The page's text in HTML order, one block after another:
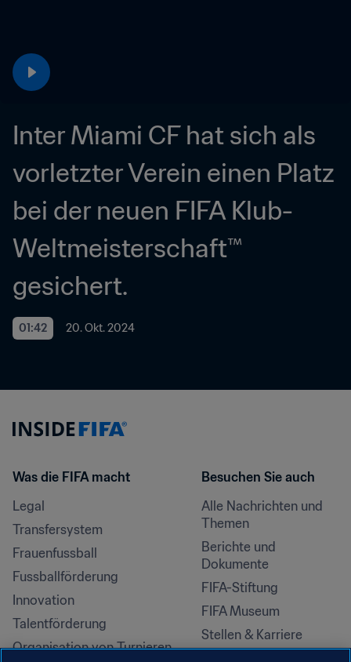
Inter Miami CF hat sich als
vorletzter Verein einen Platz
bei der neuen FIFA Klub-
Weltmeisterschaft™
gesichert.
01:42 20. Okt. 2024
Was die FIFA macht
Legal
Transfersystem
Frauenfussball
Fussballförderung
Innovation
Talentförderung
Organisation von Turnieren
Besuchen Sie auch
Alle Nachrichten und
Themen
Berichte und
Dokumente
FIFA-Stiftung
FIFA Museum
Stellen & Karriere